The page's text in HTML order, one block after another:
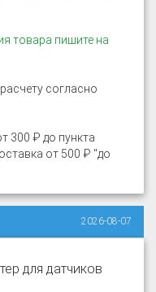
товара пишите на
согласно
300 ₽ до пункта
от 500 ₽ "до
2026-08-07
для датчиков